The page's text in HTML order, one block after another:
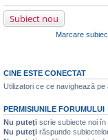
tc
i
t
a
j
n
t
m
e
s
c
i
t
Subiect nou
Marcare
CINE ESTE CONECTAT
Utilizatori ce ce navighează
PERMISIUNILE FORUMULUI
Nu puteţi scrie subiecte noi
Nu puteţi răspunde